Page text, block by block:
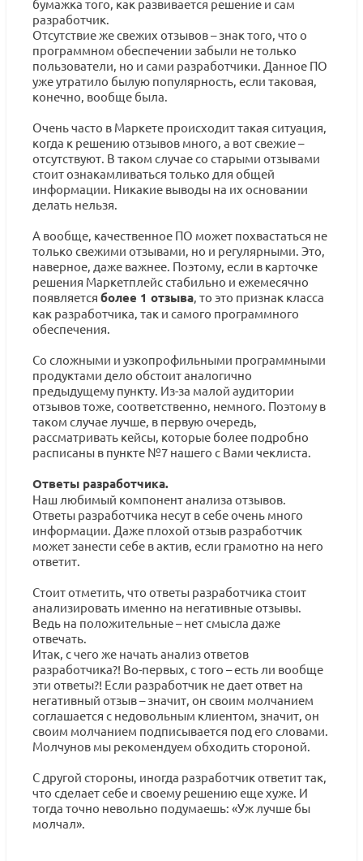
бумажка того, как развивается решение и сам
разработчик.
Отсутствие же свежих отзывов – знак того, что о
программном обеспечении забыли не только
пользователи, но и сами разработчики. Данное ПО
уже утратило былую популярность, если таковая,
конечно, вообще была.
Очень часто в Маркете происходит такая ситуация,
когда к решению отзывов много, а вот свежие –
отсутствуют. В таком случае со старыми отзывами
стоит ознакамливаться только для общей
информации. Никакие выводы на их основании
делать нельзя.
А вообще, качественное ПО может похвастаться не
только свежими отзывами, но и регулярными. Это,
наверное, даже важнее. Поэтому, если в карточке
решения Маркетплейс стабильно и ежемесячно
появляется более 1 отзыва, то это признак класса
как разработчика, так и самого программного
обеспечения.
Со сложными и узкопрофильными программными
продуктами дело обстоит аналогично
предыдущему пункту. Из-за малой аудитории
отзывов тоже, соответственно, немного. Поэтому в
таком случае лучше, в первую очередь,
рассматривать кейсы, которые более подробно
расписаны в пункте №7 нашего с Вами чеклиста.
Ответы разработчика.
Наш любимый компонент анализа отзывов.
Ответы разработчика несут в себе очень много
информации. Даже плохой отзыв разработчик
может занести себе в актив, если грамотно на него
ответит.
Стоит отметить, что ответы разработчика стоит
анализировать именно на негативные отзывы.
Ведь на положительные – нет смысла даже
отвечать.
Итак, с чего же начать анализ ответов
разработчика?! Во-первых, с того – есть ли вообще
эти ответы?! Если разработчик не дает ответ на
негативный отзыв – значит, он своим молчанием
соглашается с недовольным клиентом, значит, он
своим молчанием подписывается под его словами.
Молчунов мы рекомендуем обходить стороной.
С другой стороны, иногда разработчик ответит так,
что сделает себе и своему решению еще хуже. И
тогда точно невольно подумаешь: «Уж лучше бы
молчал».